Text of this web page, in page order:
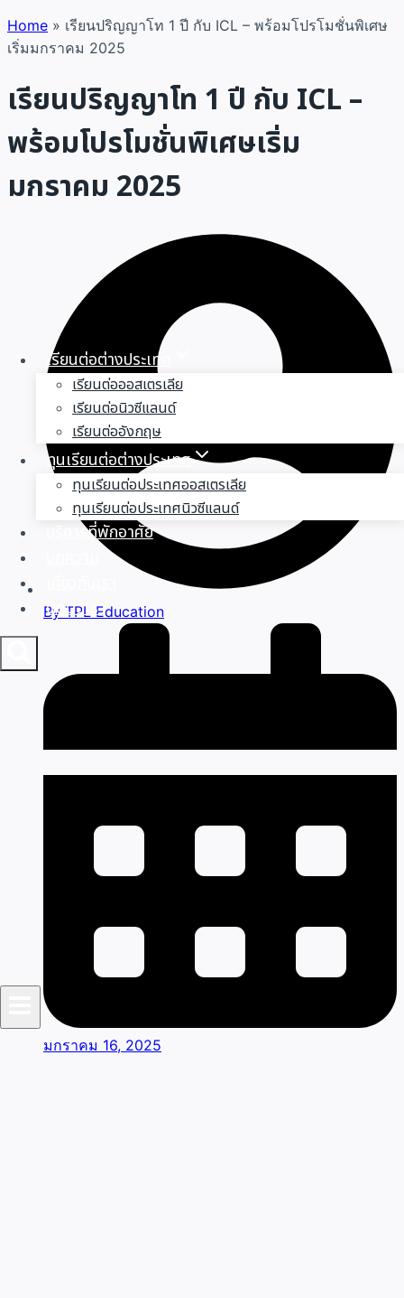
Skip
to
เรียนต่อต่างประเทศ
เรียนต่อออสเตรเลีย
เรียนต่อนิวซีแลนด์
เรียนต่ออังกฤษ
ทุนเรียนต่อต่างประเทศ
ทุนเรียนต่อประเทศออสเตรเลีย
ทุนเรียนต่อประเทศนิวซีแลนด์
บริการที่พักอาศัย
ติดต่อเรา
Home » เรียนปริญญาโท 1 ปี กับ ICL – พร้อมโปรโมชั่นพิเศษ
เริ่มมกราคม 2025
เรียนปริญญาโท 1 ปี กับ ICL –
พร้อมโปรโมชั่นพิเศษเริ่ม
มกราคม 2025
By TPL Education
มกราคม 16, 2025